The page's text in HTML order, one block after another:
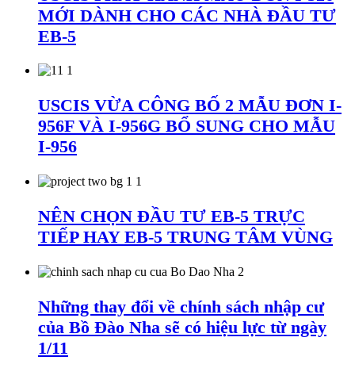
MỚI DÀNH CHO CÁC NHÀ ĐẦU TƯ
EB-5
USCIS VỪA CÔNG BỐ 2 MẪU ĐƠN I-
956F VÀ I-956G BỔ SUNG CHO MẪU
I-956
NÊN CHỌN ĐẦU TƯ EB-5 TRỰC
TIẾP HAY EB-5 TRUNG TÂM VÙNG
Những thay đổi về chính sách nhập cư
của Bồ Đào Nha sẽ có hiệu lực từ ngày
1/11